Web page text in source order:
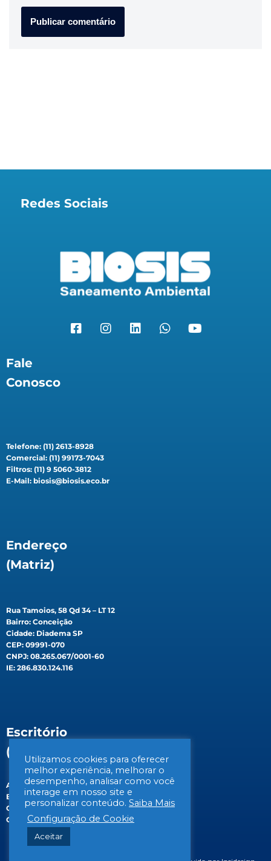
Redes Sociais
Fale
Conosco
Telefone: (11) 2613-8928
Comercial: (11) 99173-7043
Filtros: (11) 9 5060-3812
E-Mail: biosis@biosis.eco.br
Endereço
(Matriz)
Rua Tamoios, 58 Qd 34 – LT 12
Bairro: Conceição
Cidade: Diadema SP
CEP: 09991-070
CNPJ: 08.265.067/0001-60
IE: 286.830.124.116
Escritório
(Filial)
Av. Gen. Valdomiro de Lima, 647B
Bairro: Jabaquara
Cidade: São Paulo/SP
CEP: 04344-070
Utilizamos cookies para oferecer
melhor experiência, melhorar o
desempenho, analisar como você
interage em nosso site e
personalizar conteúdo. Saiba Mais
Configuração de Cookie
Aceitar